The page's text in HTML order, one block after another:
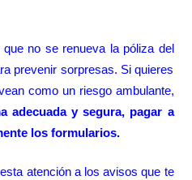
no se renueva la póliza del
prevenir sorpresas. Si quieres
como un riesgo ambulante,
adecuada y segura, pagar a
los formularios.
atención a los avisos que te